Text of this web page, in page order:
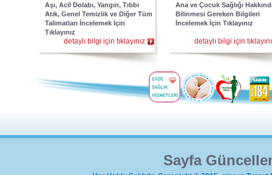
Aşı, Acil Dolabı, Yangın, Tıbbi
Atık, Genel Temizlik ve Diğer Tüm
Talimatları İncelemek İçin
Tıklayınız
detaylı bilgi için tıklayınız
Ana ve Çocuk Sağlığı
Bilinmesi Gereken Bilgileri
İncelemek İçin Tıklayınız
detaylı bilgi için
Sayfa